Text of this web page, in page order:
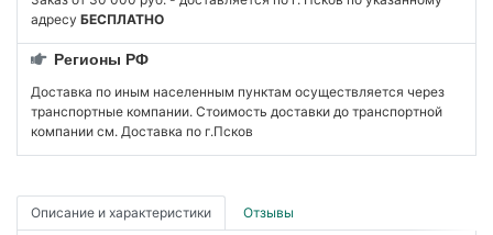
адресу БЕСПЛАТНО
Регионы РФ
Доставка по иным населенным пунктам осуществляется через
транспортные компании. Стоимость доставки до транспортной
компании см. Доставка по г.Псков
Описание и характеристики Отзывы